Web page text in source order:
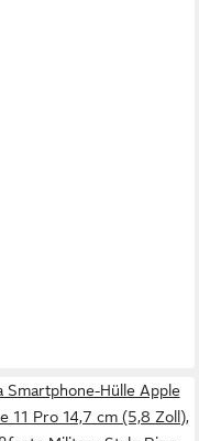
Smartphone-Hülle Apple
11 Pro 14,7 cm (5,8 Zoll),